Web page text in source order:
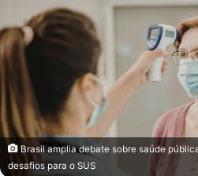
Brasil amplia debate sobre saúde
desafios para o SUS